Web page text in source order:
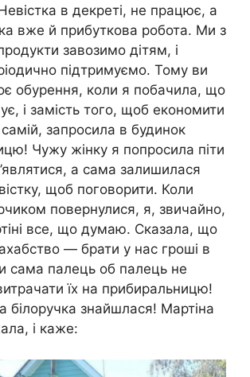
в декреті, не працює, а
вже й прибуткова робота. Ми з
завозимо дітям, і
підтримуємо. Тому ви
обурення, коли я побачила, що
і замість того, щоб економити
самій, запросила в будинок
Чужу жінку я попросила піти
а сама залишилася
щоб поговорити. Коли
повернулися, я, звичайно,
все, що думаю. Сказала, що
— брати у нас гроші в
сама палець об палець не
їх на прибиральницю!
білоручка знайшлася! Мартіна
і каже: